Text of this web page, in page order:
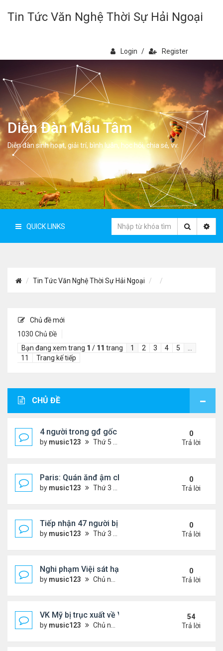
Tin Tức Văn Nghệ Thời Sự Hải Ngoại
Login / Register
Diễn Đàn Mẫu Tâm
Diễn đàn sinh hoạt, giải trí, bình luân, học hỏi, chia sẻ, vv.
QUICK LINKS
Tin Tức Văn Nghệ Thời Sự Hải Ngoại
Chủ đề mới
1030 Chủ Đề
Bạn đang xem trang 1 / 11 trang 1 2 3 4 5
11
Trang kế tiếp
CHỦ ĐỀ
4 người trong gđ gốc Việt thiệt mạng vì tai nạn xe
by music123 Thứ 5 Tháng 8 06, 2026 4:06 pm
0
Trả lời
Paris: Quán ănđ ậm chất Việt đông kín khách chờ
by music123 Thứ 3 Tháng 8 04, 2026 5:31 pm
0
Trả lời
Tiếp nhận 47 người bị Mỹ trục xuất, Công an
by music123 Thứ 3 Tháng 8 04, 2026 5:09 pm
0
Trả lời
Nghi phạm Việi sát hại cụ bà 91 tuổi, phi tang xác
by music123 Chủ nhật Tháng 8 02, 2026 6:14 pm
0
Trả lời
VK Mỹ bị trục xuất về VN sống ra sao
by music123 Chủ nhật Tháng 6 21, 2026 7:33 pm
54
Trả lời